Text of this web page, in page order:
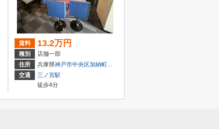
目7-8
賃料 13.2万円
種別
店舗一部
住所
兵庫県神戸市中央区加納町４丁目9-29
交通
三ノ宮駅
徒歩4分